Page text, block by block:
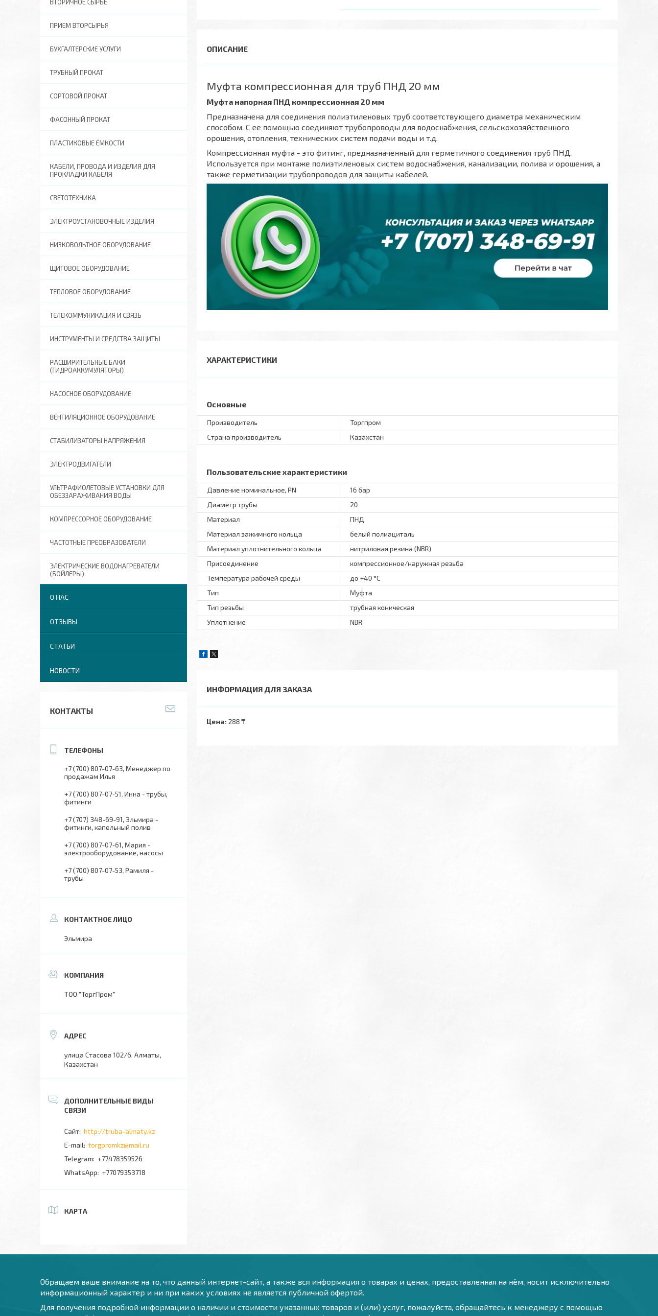
Муфта компрессионная для труб ПНД 20 мм
Муфта напорная ПНД компрессионная 20 мм
Предназначена для соединения полиэтиленовых труб соответствующего диаметра механическим
способом. С ее помощью соединяют трубопроводы для водоснабжения, сельскохозяйственного
орошения, отопления, технических систем подачи воды и т.д.
Компрессионная муфта - это фитинг, предназначенный для герметичного соединения труб ПНД.
Используется при монтаже полиэтиленовых систем водоснабжения, канализации, полива и орошения, а
также герметизации трубопроводов для защиты кабелей.
ХАРАКТЕРИСТИКИ
Основные
Производитель
Торгпром
Страна производитель
Казахстан
Пользовательские характеристики
Давление номинальное, PN
16 бар
Диаметр трубы
20
Материал
ПНД
Материал зажимного кольца
белый полиациталь
Материал уплотнительного кольца
нитриловая резина (NBR)
Присоединение
компрессионное/наружная резьба
Температура рабочей среды
до +40 °C
Тип
Муфта
Тип резьбы
трубная коническая
Уплотнение
NBR
ИНФОРМАЦИЯ ДЛЯ ЗАКАЗА
Цена: 288 ₸
ВТОРИЧНОЕ СЫРЬЕ
ПРИЕМ ВТОРСЫРЬЯ
БУХГАЛТЕРСКИЕ УСЛУГИ
ТРУБНЫЙ ПРОКАТ
СОРТОВОЙ ПРОКАТ
ФАСОННЫЙ ПРОКАТ
ПЛАСТИКОВЫЕ ЁМКОСТИ
КАБЕЛИ, ПРОВОДА И ИЗДЕЛИЯ ДЛЯ
ПРОКЛАДКИ КАБЕЛЯ
СВЕТОТЕХНИКА
ЭЛЕКТРОУСТАНОВОЧНЫЕ ИЗДЕЛИЯ
НИЗКОВОЛЬТНОЕ ОБОРУДОВАНИЕ
ЩИТОВОЕ ОБОРУДОВАНИЕ
ТЕПЛОВОЕ ОБОРУДОВАНИЕ
ТЕЛЕКОММУНИКАЦИЯ И СВЯЗЬ
ИНСТРУМЕНТЫ И СРЕДСТВА ЗАЩИТЫ
РАСШИРИТЕЛЬНЫЕ БАКИ
(ГИДРОАККУМУЛЯТОРЫ)
НАСОСНОЕ ОБОРУДОВАНИЕ
ВЕНТИЛЯЦИОННОЕ ОБОРУДОВАНИЕ
СТАБИЛИЗАТОРЫ НАПРЯЖЕНИЯ
ЭЛЕКТРОДВИГАТЕЛИ
УЛЬТРАФИОЛЕТОВЫЕ УСТАНОВКИ ДЛЯ
ОБЕЗЗАРАЖИВАНИЯ ВОДЫ
КОМПРЕССОРНОЕ ОБОРУДОВАНИЕ
ЧАСТОТНЫЕ ПРЕОБРАЗОВАТЕЛИ
ЭЛЕКТРИЧЕСКИЕ ВОДОНАГРЕВАТЕЛИ
(БОЙЛЕРЫ)
О НАС
ОТЗЫВЫ
СТАТЬИ
НОВОСТИ
КОНТАКТЫ
+7 (700) 807-07-63 Менеджер по
продажам Илья
+7 (700) 807-07-51 Инна - трубы,
фитинги
+7 (707) 348-69-91 Эльмира -
фитинги, капельный полив
+7 (700) 807-07-61 Мария -
электрооборудование, насосы
+7 (700) 807-07-53 Рамиля -
трубы
Эльмира
ТОО "ТоргПром"
улица Стасова 102/6, Алматы,
Казахстан
http://truba-almaty.kz
torgpromkz@mail.ru
+77478359526
+77079353718
КАРТА
Обращаем ваше внимание на то, что данный интернет-сайт, а также вся информация о товарах и ценах, предоставленная на нём, носит исключительно
информационный характер и ни при каких условиях не является публичной офертой.
Для получения подробной информации о наличии и стоимости указанных товаров и (или) услуг, пожалуйста, обращайтесь к менеджеру с помощью